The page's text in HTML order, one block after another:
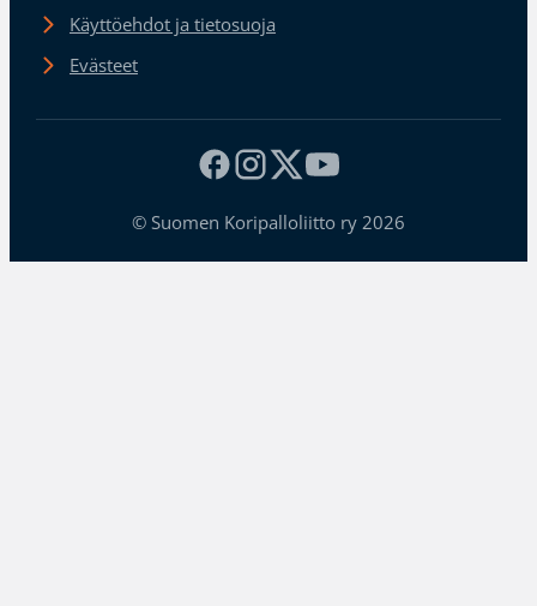
Käyttöehdot ja tietosuoja
Evästeet
© Suomen Koripalloliitto ry 2026